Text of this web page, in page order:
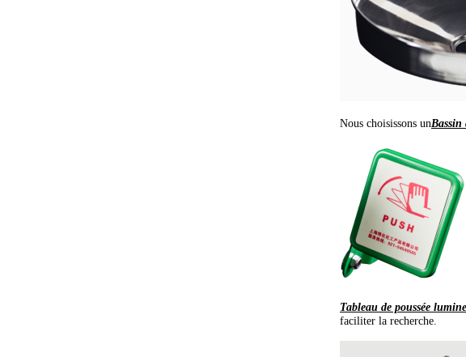
Nous choisissons unBassin
Tableau de poussée
faciliter la recherche.